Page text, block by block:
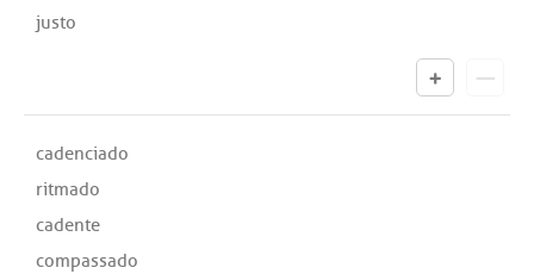
justo
cadenciado
ritmado
cadente
compassado